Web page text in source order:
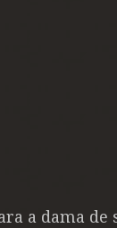
a dama de